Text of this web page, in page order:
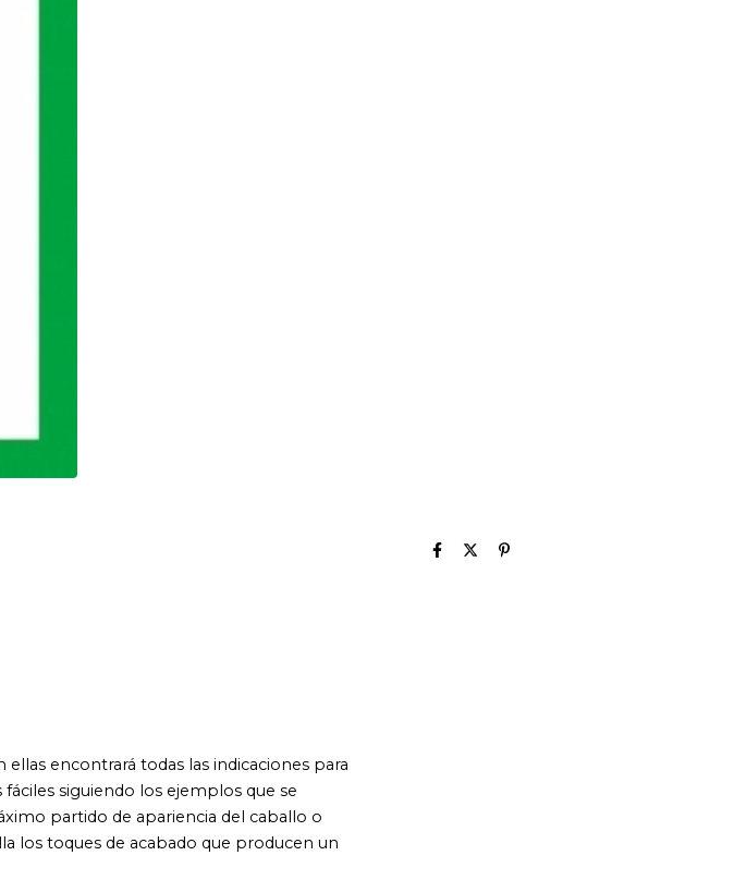
ejemplos que se
que producen un